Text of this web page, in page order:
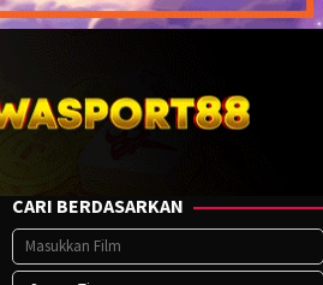
atau saat download, hubungi kami di Telegram.
CARI BERDASARKAN